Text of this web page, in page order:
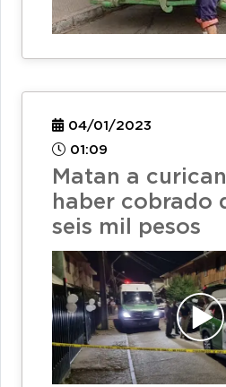
04/01/2023
01:09
Matan a
haber cobrado
seis mil pesos